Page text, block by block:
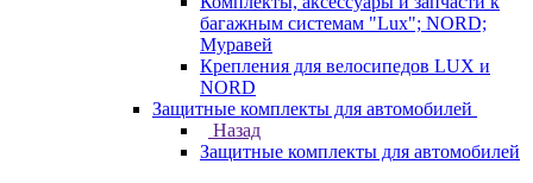
багажным системам "Lux"; NORD;
Муравей
Крепления для велосипедов LUX и
NORD
Защитные комплекты для автомобилей
Назад
Защитные комплекты для автомобилей